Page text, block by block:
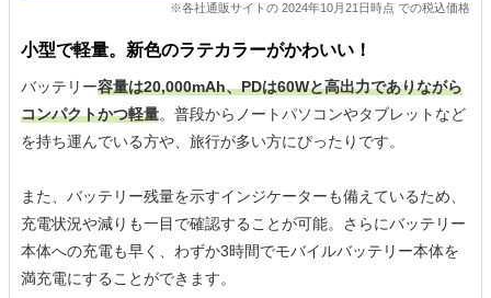
※各社通販サイトの 2024年10月21日時点 での税込価格
小型で軽量。新色のラテカラーがかわいい！
バッテリー容量は20,000mAh、PDは60Wと高出力でありながら
コンパクトかつ軽量。普段からノートパソコンやタブレットなど
を持ち運んでいる方や、旅行が多い方にぴったりです。
また、バッテリー残量を示すインジケーターも備えているため、
充電状況や減りも一目で確認することが可能。さらにバッテリー
本体への充電も早く、わずか3時間でモバイルバッテリー本体を
満充電にすることができます。